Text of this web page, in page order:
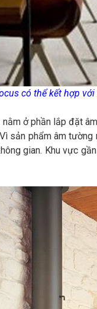
có thể kết hợp
ở phần lắp đặt
sản phẩm âm
gian. Khu vực